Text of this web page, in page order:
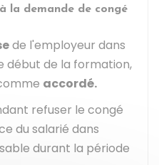
la demande de congé
de l'employeur dans
début de la formation,
accordé.
refuser le congé
du salarié dans
durant la période